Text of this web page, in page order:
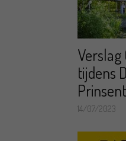
tijdens
14/07/2023